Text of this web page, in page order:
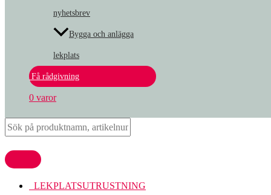
nyhetsbrev
Bygga och anlägga
lekplats
Få rådgivning
0 varor
LEKPLATSUTRUSTNING